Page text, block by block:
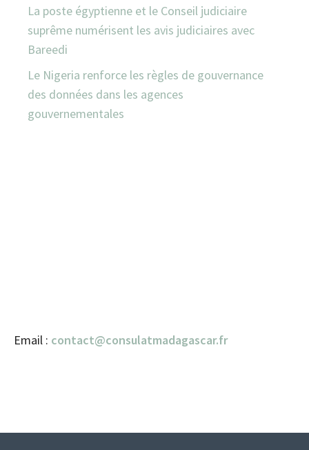
La poste égyptienne et le Conseil judiciaire
suprême numérisent les avis judiciaires avec
Bareedi
Le Nigeria renforce les règles de gouvernance
des données dans les agences
gouvernementales
Email : contact@consulatmadagascar.fr